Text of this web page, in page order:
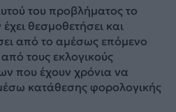
του προβλήματος το
θεσμοθετήσει και
από το αμέσως επόμενο
τους εκλογικούς
που έχουν χρόνια να
κατάθεσης φορολογικής